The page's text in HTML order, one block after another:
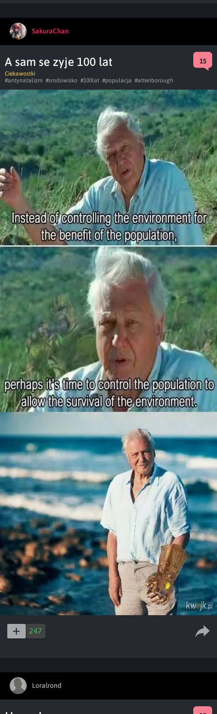
SakuraChan
A sam se zyje 100 lat 15
Ciekawostki
#antynatalizm #srodowisko #100lat #populacja #attenborough
247
Loralrond